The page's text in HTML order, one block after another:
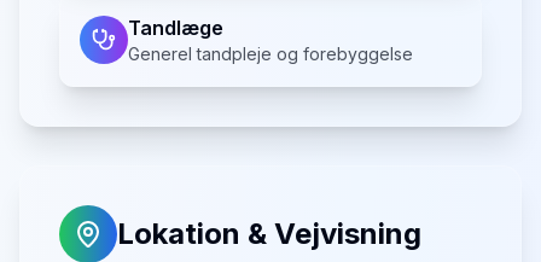
Tandlæge
Generel tandpleje og forebyggelse
Lokation & Vejvisning